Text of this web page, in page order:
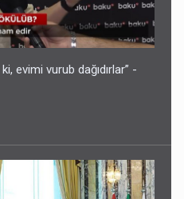
evimi vurub dağıdırlar” -